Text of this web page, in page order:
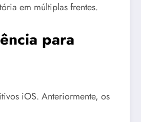
em múltiplas frentes.
para
iOS. Anteriormente, os